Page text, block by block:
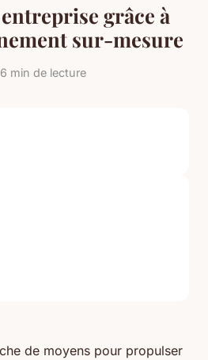
grâce à
sur-mesure
6 min de lecture
de moyens pour propulser